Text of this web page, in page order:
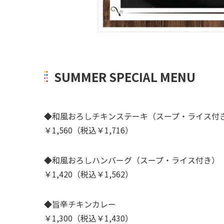
SUMMER SPECIAL MENU
◆和風おろしチキンステーキ（スープ・ライス付
￥1,560（税込￥1,716）
◆和風おろしハンバーグ（スープ・ライス付き）
￥1,420（税込￥1,562）
◆旨辛チキンカレー
￥1,300（税込￥1,430）